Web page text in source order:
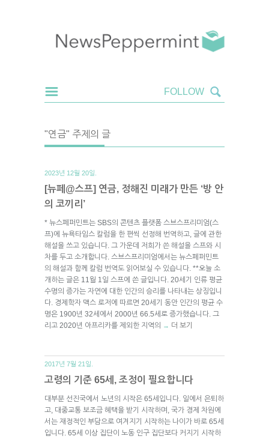
"연금" 주제의 글
2023년 12월 20일.
[뉴페@스프] 연금, 정해진 미래가 만든 ‘방 안
의 코끼리’
* 뉴스페퍼민트는 SBS의 콘텐츠 플랫폼 스브스프리미엄(스
프)에 뉴욕타임스 칼럼을 한 편씩 선정해 번역하고, 글에 관한
해설을 쓰고 있습니다. 그 가운데 저희가 쓴 해설을 스프와 시
차를 두고 소개합니다. 스브스프리미엄에서는 뉴스페퍼민트
의 해설과 함께 칼럼 번역도 읽어보실 수 있습니다. **오늘 소
개하는 글은 11월 1일 스프에 쓴 글입니다. 20세기 인류 평균
수명의 증가는 자연에 대한 인간의 승리를 나타내는 상징입니
다. 경제학자 맥스 로저에 따르면 20세기 동안 인간의 평균 수
명은 1900년 32세에서 2000년 66.5세로 증가했습니다. 그
리고 2020년 아프리카를 제외한 지역의
→ 더 보기
2017년 7월 21일.
고령의 기준 65세, 조정이 필요합니다
대부분 선진국에서 노년의 시작은 65세입니다. 일에서 은퇴하
고, 대중교통 보조금 혜택을 받기 시작하며, 국가 경제 차원에
서는 재정적인 부담으로 여겨지기 시작하는 나이가 바로 65세
입니다. 65세 이상 집단이 노동 인구 집단보다 커지기 시작하